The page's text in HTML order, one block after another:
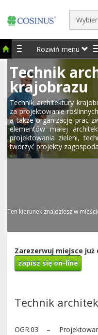
Rozwiń menu
Technik
krajobrazu
Technik architektury
za projektowanie
a także organizację prac
elementów małej
projektowania zieleni,
tworzyć projekty
Ten kierunek znajdziesz w
Zarezerwuj miejsce
zapisz się on-line
Technik
OGR.03 –